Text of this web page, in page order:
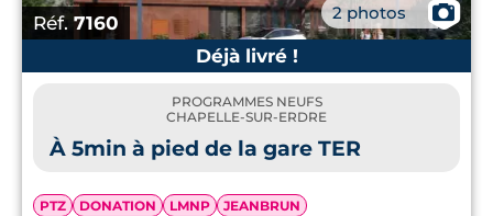
Réf. 7160 2 photos
📷
Déjà livré !
PROGRAMMES NEUFS
CHAPELLE-SUR-ERDRE
À 5min à pied de la gare TER
PTZ DONATION LMNP JEANBRUN